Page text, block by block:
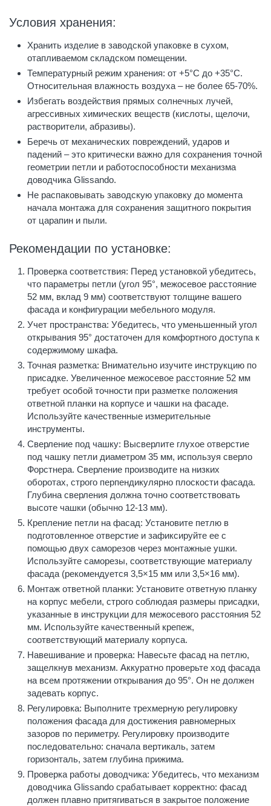
Условия хранения:
Хранить изделие в заводской упаковке в сухом,
отапливаемом складском помещении.
Температурный режим хранения: от +5°C до +35°C.
Относительная влажность воздуха – не более 65-70%.
Избегать воздействия прямых солнечных лучей,
агрессивных химических веществ (кислоты, щелочи,
растворители, абразивы).
Беречь от механических повреждений, ударов и
падений – это критически важно для сохранения точной
геометрии петли и работоспособности механизма
доводчика Glissando.
Не распаковывать заводскую упаковку до момента
начала монтажа для сохранения защитного покрытия
от царапин и пыли.
Рекомендации по установке:
Проверка соответствия: Перед установкой убедитесь,
что параметры петли (угол 95°, межосевое расстояние
52 мм, вклад 9 мм) соответствуют толщине вашего
фасада и конфигурации мебельного модуля.
Учет пространства: Убедитесь, что уменьшенный угол
открывания 95° достаточен для комфортного доступа к
содержимому шкафа.
Точная разметка: Внимательно изучите инструкцию по
присадке. Увеличенное межосевое расстояние 52 мм
требует особой точности при разметке положения
ответной планки на корпусе и чашки на фасаде.
Используйте качественные измерительные
инструменты.
Сверление под чашку: Высверлите глухое отверстие
под чашку петли диаметром 35 мм, используя сверло
Форстнера. Сверление производите на низких
оборотах, строго перпендикулярно плоскости фасада.
Глубина сверления должна точно соответствовать
высоте чашки (обычно 12-13 мм).
Крепление петли на фасад: Установите петлю в
подготовленное отверстие и зафиксируйте ее с
помощью двух саморезов через монтажные ушки.
Используйте саморезы, соответствующие материалу
фасада (рекомендуется 3,5×15 мм или 3,5×16 мм).
Монтаж ответной планки: Установите ответную планку
на корпус мебели, строго соблюдая размеры присадки,
указанные в инструкции для межосевого расстояния 52
мм. Используйте качественный крепеж,
соответствующий материалу корпуса.
Навешивание и проверка: Навесьте фасад на петлю,
защелкнув механизм. Аккуратно проверьте ход фасада
на всем протяжении открывания до 95°. Он не должен
задевать корпус.
Регулировка: Выполните трехмерную регулировку
положения фасада для достижения равномерных
зазоров по периметру. Регулировку производите
последовательно: сначала вертикаль, затем
горизонталь, затем глубина прижима.
Проверка работы доводчика: Убедитесь, что механизм
доводчика Glissando срабатывает корректно: фасад
должен плавно притягиваться в закрытое положение